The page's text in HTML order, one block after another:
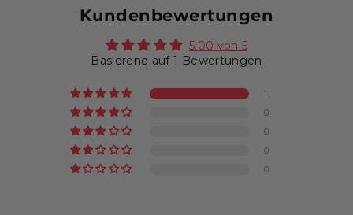
Kundenbewertungen
5.00 von 5
Basierend auf 1 Bewertungen
1
0
0
0
0